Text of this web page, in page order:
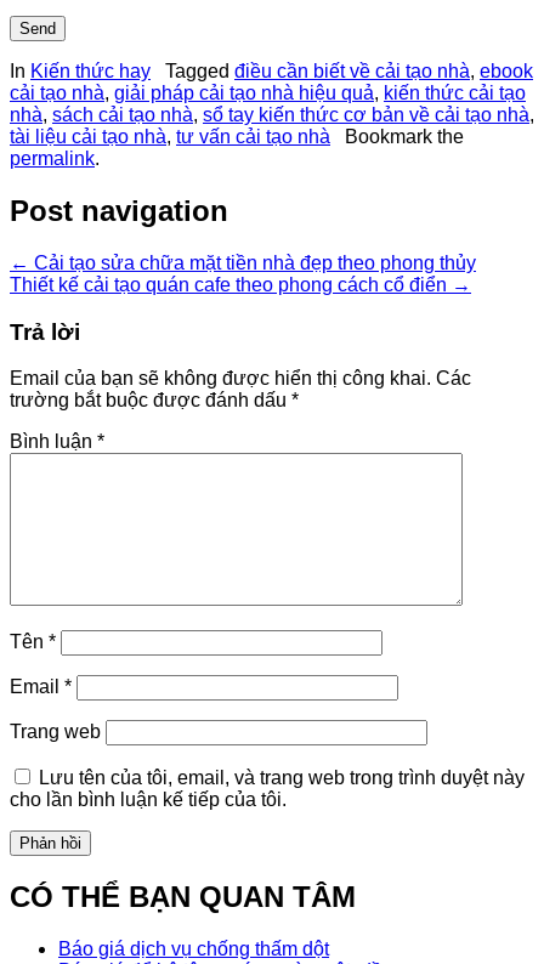
In Kiến thức hay Tagged điều cần biết về cải tạo nhà, ebook
cải tạo nhà, giải pháp cải tạo nhà hiệu quả, kiến thức cải tạo
nhà, sách cải tạo nhà, sổ tay kiến thức cơ bản về cải tạo nhà,
tài liệu cải tạo nhà, tư vấn cải tạo nhà Bookmark the
permalink.
Post navigation
← Cải tạo sửa chữa mặt tiền nhà đẹp theo phong thủy
Thiết kế cải tạo quán cafe theo phong cách cổ điển →
Trả lời
Email của bạn sẽ không được hiển thị công khai. Các
trường bắt buộc được đánh dấu *
Bình luận *
Tên *
Email *
Trang web
Lưu tên của tôi, email, và trang web trong trình duyệt này
cho lần bình luận kế tiếp của tôi.
CÓ THỂ BẠN QUAN TÂM
Báo giá dịch vụ chống thấm dột